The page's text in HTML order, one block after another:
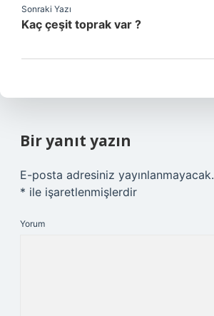
Sonraki Yazı
Kaç çeşit toprak var ?
Bir yanıt yazın
E-posta adresiniz yayınlanmayacak.
* ile işaretlenmişlerdir
Yorum